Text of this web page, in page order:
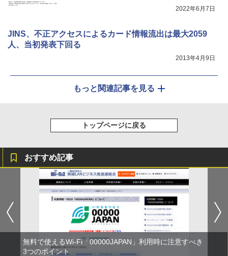
2022年6月7日
JINS、不正アクセスによるカード情報流出は最大2059
人、当初発表下回る
2013年4月9日
もっと関連記事を見る
トップページに戻る
おすすめ記事
無料で使えるWi-Fi「00000JAPAN」利用時に注意すべき
3つのポイント